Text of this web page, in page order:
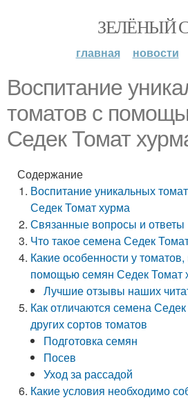
ЗЕЛЁНЫЙ
главная новости
Воспитание
томатов с
Седек Томат
Содержание
Воспитание уникальных
Седек Томат хурма
Связанные вопросы и ответы
Что такое семена Седек
Какие особенности у
помощью семян Седек Томат
Лучшие отзывы наших
Как отличаются семена
других сортов томатов
Подготовка семян
Посев
Уход за рассадой
Какие условия необходимо